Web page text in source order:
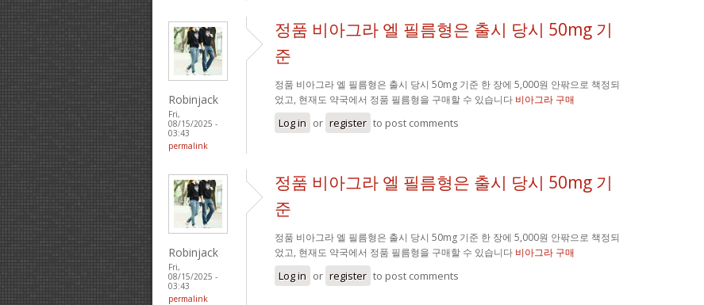
Robinjack
Fri,
08/15/2025 -
03:43
permalink
정품 비아그라 엘 필름형은 출시 당시 50mg 기
준
정품 비아그라 엘 필름형은 출시 당시 50mg 기준 한 장에 5,000원 안팎으로 책정되
었고, 현재도 약국에서 정품 필름형을 구매할 수 있습니다 비아그라 구매
Log in or register to post comments
Robinjack
Fri,
08/15/2025 -
03:43
permalink
정품 비아그라 엘 필름형은 출시 당시 50mg 기
준
정품 비아그라 엘 필름형은 출시 당시 50mg 기준 한 장에 5,000원 안팎으로 책정되
었고, 현재도 약국에서 정품 필름형을 구매할 수 있습니다 비아그라 구매
Log in or register to post comments